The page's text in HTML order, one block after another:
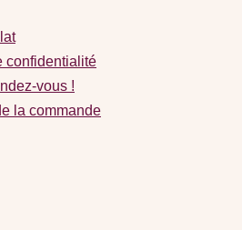
confidentialité
vous !
la commande